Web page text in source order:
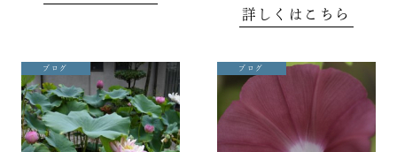
詳しくはこちら
ブログ ブログ